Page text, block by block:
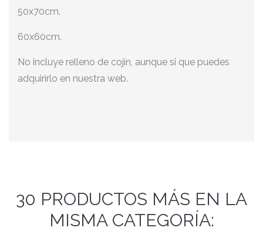
50x70cm.
60x60cm.
No incluye relleno de cojín, aunque si que puedes
adquirirlo en nuestra web.
30 PRODUCTOS MÁS EN LA
MISMA CATEGORÍA: